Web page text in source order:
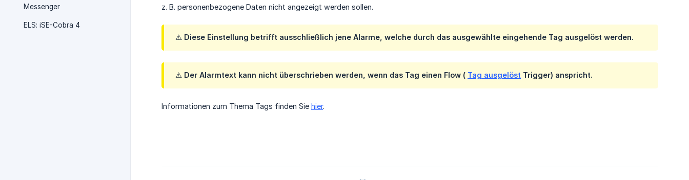
Messenger
ELS: iSE-Cobra 4
z. B. personenbezogene Daten nicht angezeigt werden sollen.
⚠️ Diese Einstellung betrifft ausschließlich jene Alarme, welche durch das ausgewählte eingehende Tag ausgelöst werden.
⚠️ Der Alarmtext kann nicht überschrieben werden, wenn das Tag einen Flow ( Tag ausgelöst Trigger) anspricht.
Informationen zum Thema Tags finden Sie hier.